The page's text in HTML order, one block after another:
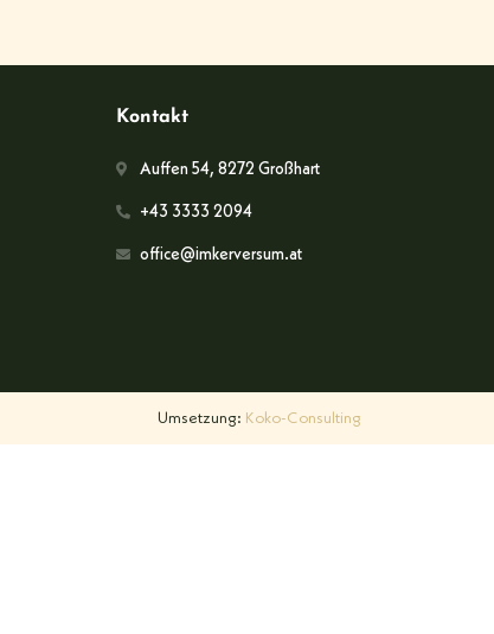
Kontakt
Auffen 54, 8272 Großhart
+43 3333 2094
office@imkerversum.at
Umsetzung: Koko-Consulting